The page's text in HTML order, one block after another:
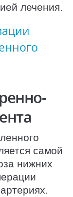
лечения.
самой
нижних